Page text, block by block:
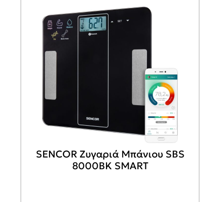
SENCOR Ζυγαριά Mπάνιου SBS
8000BK SMART